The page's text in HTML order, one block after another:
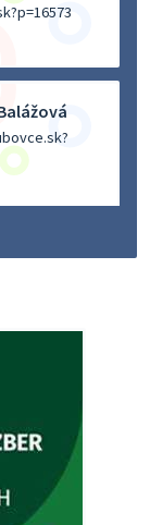
Akútne
odpad.